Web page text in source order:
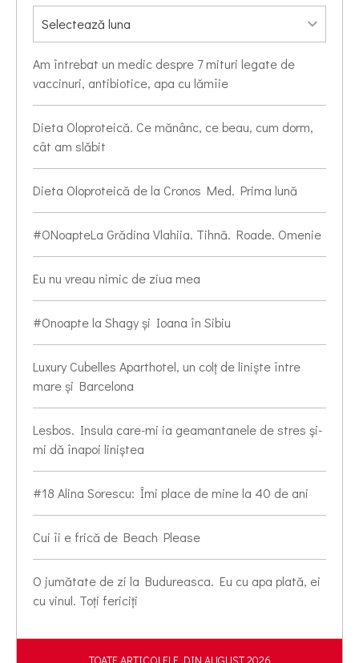
Am întrebat un medic despre 7 mituri legate de
vaccinuri, antibiotice, apa cu lămîie
Dieta Oloproteică. Ce mănânc, ce beau, cum dorm,
cât am slăbit
Dieta Oloproteică de la Cronos Med. Prima lună
#ONoapteLa Grădina Vlahiia. Tihnă. Roade. Omenie
Eu nu vreau nimic de ziua mea
#Onoapte la Shagy și Ioana în Sibiu
Luxury Cubelles Aparthotel, un colț de liniște între
mare și Barcelona
Lesbos. Insula care-mi ia geamantanele de stres și-
mi dă înapoi liniștea
#18 Alina Sorescu: Îmi place de mine la 40 de ani
Cui îi e frică de Beach Please
O jumătate de zi la Budureasca. Eu cu apa plată, ei
cu vinul. Toți fericiți